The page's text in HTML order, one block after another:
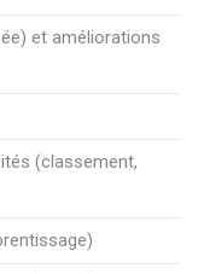
et améliorations
(classement,